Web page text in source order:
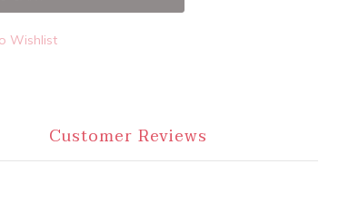
Wishlist
Customer Reviews